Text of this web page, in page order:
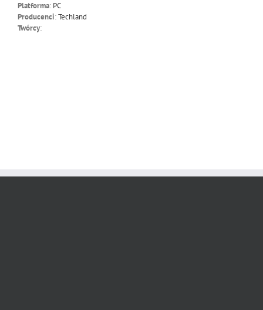
Platforma: PC
Producenci:Techland
Twórcy: